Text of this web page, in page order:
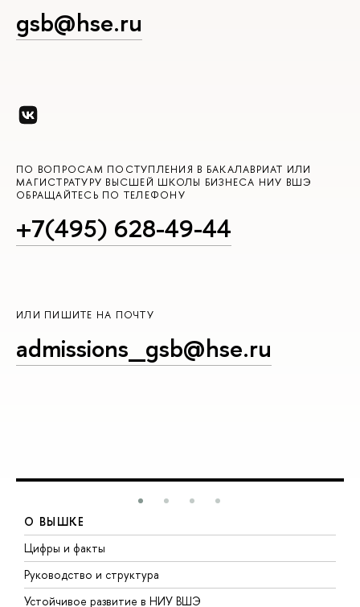
gsb@hse.ru
ПО ВОПРОСАМ ПОСТУПЛЕНИЯ В БАКАЛАВРИАТ ИЛИ
МАГИСТРАТУРУ ВЫСШЕЙ ШКОЛЫ БИЗНЕСА НИУ ВШЭ
ОБРАЩАЙТЕСЬ ПО ТЕЛЕФОНУ
+7(495) 628-49-44
ИЛИ ПИШИТЕ НА ПОЧТУ
admissions_gsb@hse.ru
О ВЫШКЕ
Цифры и факты
Руководство и структура
Устойчивое развитие в НИУ ВШЭ